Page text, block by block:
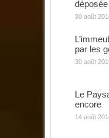
déposée
30 août
par les
30 août
Le
encore
14 août